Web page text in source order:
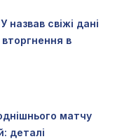
свіжі дані
вторгнення в
матчу
деталі